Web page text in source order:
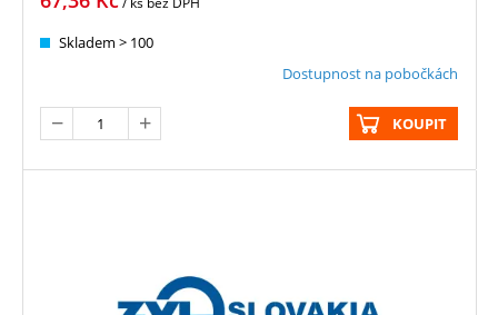
Skladem > 100
Dostupnost na pobočkách
KOUPIT